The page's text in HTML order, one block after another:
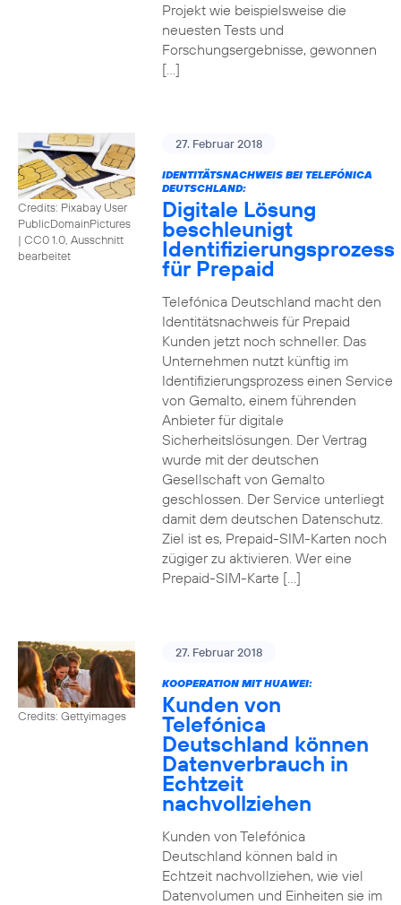
Projekt wie beispielsweise die
neuesten Tests und
Forschungsergebnisse, gewonnen
[…]
Credits: Pixabay User
PublicDomainPictures
| CC0 1.0, Ausschnitt
bearbeitet
27. Februar 2018
IDENTITÄTSNACHWEIS BEI TELEFÓNICA
DEUTSCHLAND:
Digitale Lösung
beschleunigt
Identifizierungsprozess
für Prepaid
Telefónica Deutschland macht den
Identitätsnachweis für Prepaid
Kunden jetzt noch schneller. Das
Unternehmen nutzt künftig im
Identifizierungsprozess einen Service
von Gemalto, einem führenden
Anbieter für digitale
Sicherheitslösungen. Der Vertrag
wurde mit der deutschen
Gesellschaft von Gemalto
geschlossen. Der Service unterliegt
damit dem deutschen Datenschutz.
Ziel ist es, Prepaid-SIM-Karten noch
zügiger zu aktivieren. Wer eine
Prepaid-SIM-Karte […]
Credits: Gettyimages
27. Februar 2018
KOOPERATION MIT HUAWEI:
Kunden von
Telefónica
Deutschland können
Datenverbrauch in
Echtzeit
nachvollziehen
Kunden von Telefónica
Deutschland können bald in
Echtzeit nachvollziehen, wie viel
Datenvolumen und Einheiten sie im